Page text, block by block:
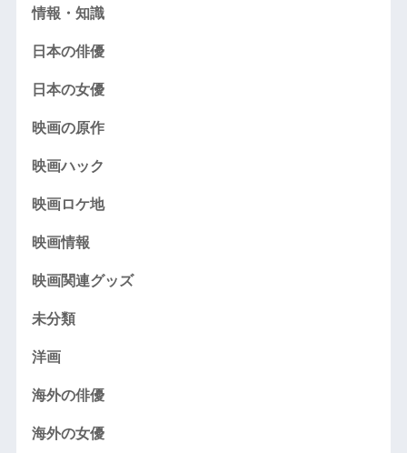
情報・知識
日本の俳優
日本の女優
映画の原作
映画ハック
映画ロケ地
映画情報
映画関連グッズ
未分類
洋画
海外の俳優
海外の女優